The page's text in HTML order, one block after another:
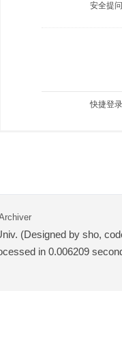
安全提
快捷登
(Designed by sho,
in 0.006209